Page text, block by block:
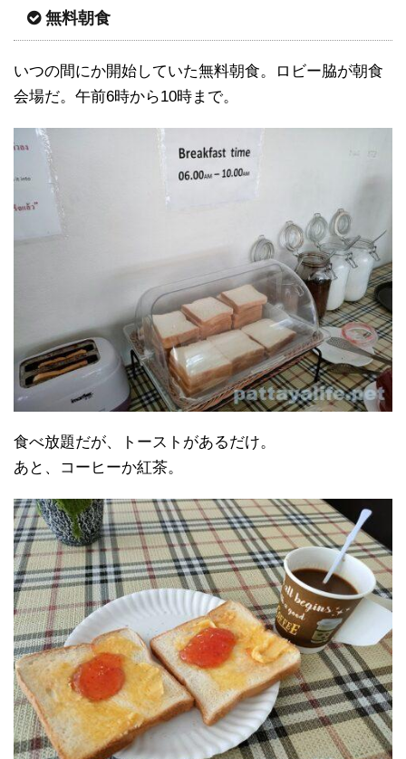
無料朝食
いつの間にか開始していた無料朝食。ロビー脇が朝食
会場だ。午前6時から10時まで。
食べ放題だが、トーストがあるだけ。
あと、コーヒーか紅茶。